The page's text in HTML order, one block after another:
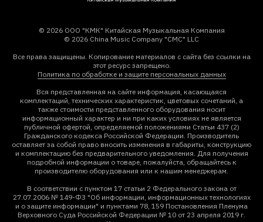
© 2026 ООО "КМК" Китайская Музыкальная Компания
© 2026 China Music Company "CMC" LLC
Все права защищены. Копирование материалов с сайта без ссылки на
этот ресурс запрещено.
Политика по обработке и защите персональных данных
Вся представленная на сайте информация, касающаяся
комплектаций, технических характеристик, цветовых сочетаний, а
также стоимости представленного оборудования носит
информационный характер и ни при каких условиях не является
публичной офертой, определяемой положениями Статьи 437 (2)
Гражданского кодекса Российской Федерации. Производитель
оставляет за собой право вносить изменения в габариты, конструкцию
и комплектацию без предварительного уведомления. Для получения
подробной информации о товаре, пожалуйста, обращайтесь к
производителю оборудования или к нашим менеджерам.
В соответствии с пунктом 17 статьи 2 Федерального закона от
27.07.2006 № 149-ФЗ "Об информации, информационных технологиях
и о защите информации" и пунктами 78, 159 Постановления Пленума
Верховного Суда Российской Федерации № 10 от 23 апреля 2019 г.